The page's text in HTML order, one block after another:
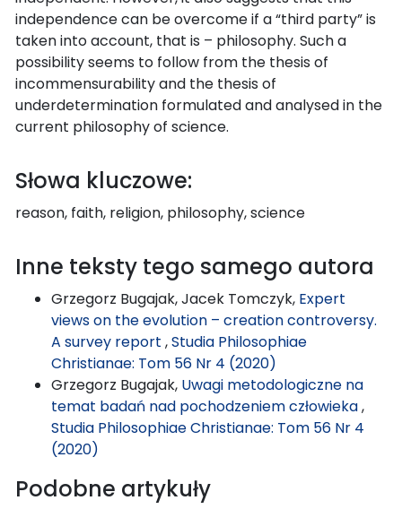
independence can be overcome if a “third party” is
taken into account, that is – philosophy. Such a
possibility seems to follow from the thesis of
incommensurability and the thesis of
underdetermination formulated and analysed in the
current philosophy of science.
Słowa kluczowe:
reason, faith, religion, philosophy, science
Inne teksty tego samego autora
Grzegorz Bugajak, Jacek Tomczyk, Expert
views on the evolution – creation controversy.
A survey report ,Studia Philosophiae
Christianae: Tom 56 Nr 4 (2020)
Grzegorz Bugajak, Uwagi metodologiczne na
temat badań nad pochodzeniem człowieka,
Studia Philosophiae Christianae: Tom 56 Nr 4
(2020)
Podobne artykuły